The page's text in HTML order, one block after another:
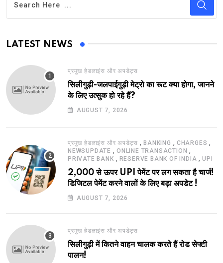
LATEST NEWS
प्रमुख हेडलाइंस और अपडेट्स
सिलीगुड़ी-जलपाईगुड़ी मेट्रो का रूट क्या होगा, जानने
के लिए उत्सुक हो रहे हैं?
AUGUST 7, 2026
प्रमुख हेडलाइंस और अपडेट्स ,BANKING , CHARGES ,
NEWSUPDATE , ONLINE TRANSACTION ,
PRIVATE BANK , RESERVE BANK OF INDIA ,UPI
2,000 से ऊपर UPI पेमेंट पर लग सकता है चार्ज!
डिजिटल पेमेंट करने वालों के लिए बड़ा अपडेट !
AUGUST 7, 2026
प्रमुख हेडलाइंस और अपडेट्स
सिलीगुड़ी में कितने वाहन चालक करते हैं रोड सेफ्टी
पालन!